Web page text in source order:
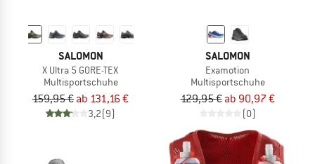
SALOMON
X Ultra 5 GORE-TEX
Multisportschuhe
159,95 € ab 131,16 €
3,2(9)
SALOMON
Examotion
Multisportschuhe
129,95 € ab 90,97 €
(0)